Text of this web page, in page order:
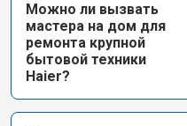
Можно ли вызвать
мастера на дом для
ремонта крупной
бытовой техники
Haier?